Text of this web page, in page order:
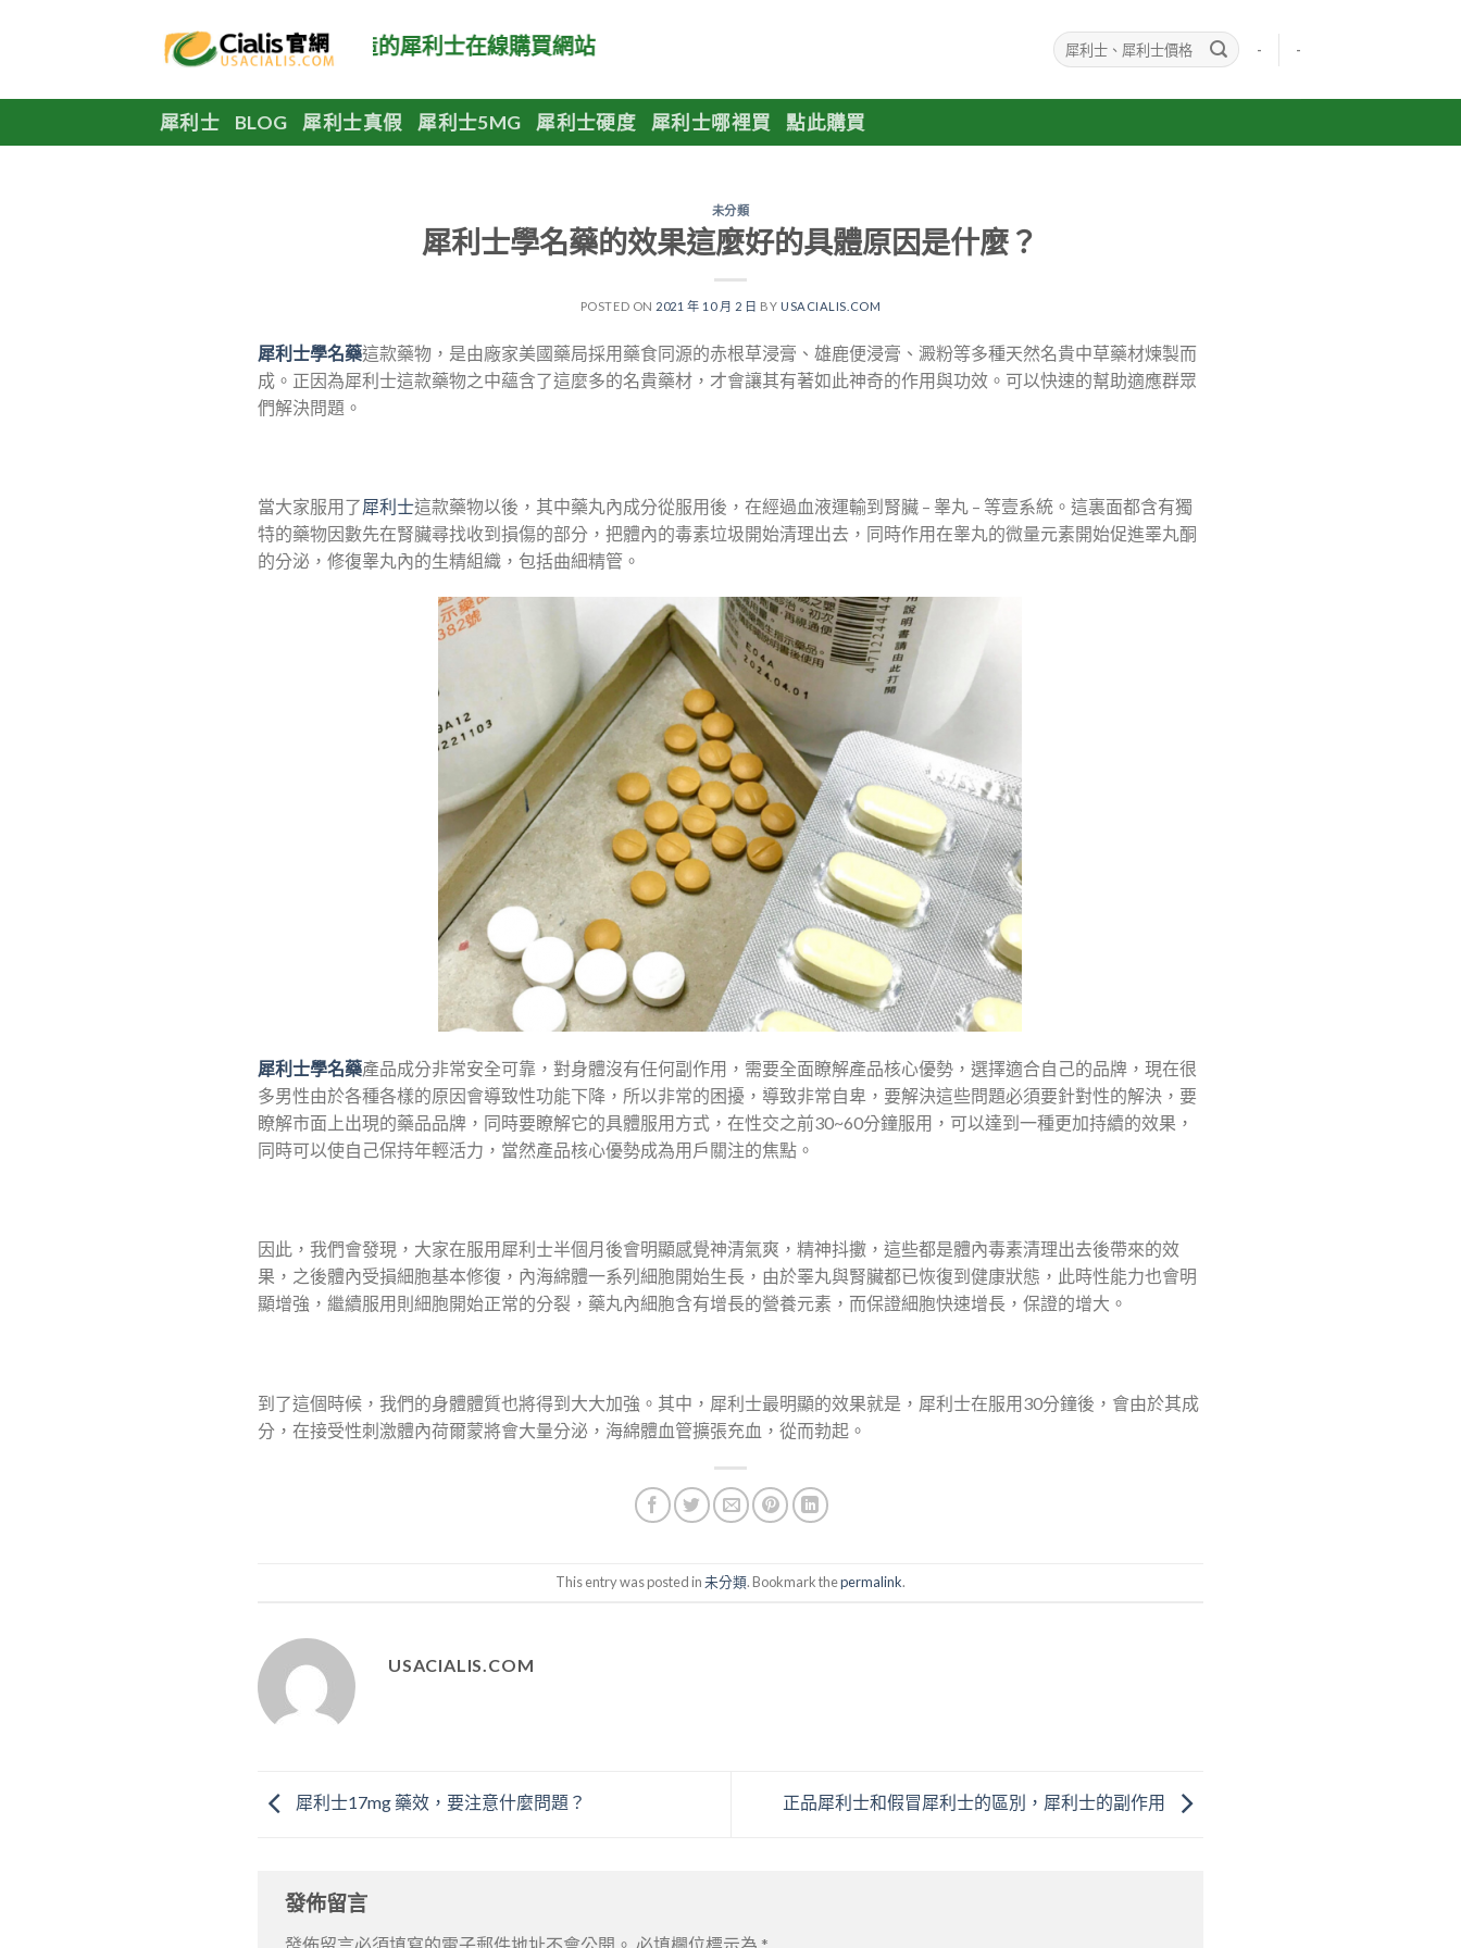
國犀利士官網，正品美國原廠製造的犀利士在線購買網站 - -
犀利士 BLOG 犀利士真假 犀利士5MG 犀利士硬度 犀利士哪裡買 點此購買
未分類
犀利士學名藥的效果這麼好的具體原因是什麼？
POSTED ON 2021 年 10 月 2 日 BY USACIALIS.COM
犀利士學名藥這款藥物，是由廠家美國藥局採用藥食同源的赤根草浸膏、雄鹿便浸膏、澱粉等多種天然名貴中草藥材煉製而
成。正因為犀利士這款藥物之中蘊含了這麼多的名貴藥材，才會讓其有著如此神奇的作用與功效。可以快速的幫助適應群眾
們解決問題。
當大家服用了犀利士這款藥物以後，其中藥丸內成分從服用後，在經過血液運輸到腎臟 – 睾丸 – 等壹系統。這裏面都含有獨
特的藥物因數先在腎臟尋找收到損傷的部分，把體內的毒素垃圾開始清理出去，同時作用在睾丸的微量元素開始促進睪丸酮
的分泌，修復睾丸內的生精組織，包括曲細精管。
犀利士學名藥產品成分非常安全可靠，對身體沒有任何副作用，需要全面瞭解產品核心優勢，選擇適合自己的品牌，現在很
多男性由於各種各樣的原因會導致性功能下降，所以非常的困擾，導致非常自卑，要解決這些問題必須要針對性的解決，要
瞭解市面上出現的藥品品牌，同時要瞭解它的具體服用方式，在性交之前30~60分鐘服用，可以達到一種更加持續的效果，
同時可以使自己保持年輕活力，當然產品核心優勢成為用戶關注的焦點。
因此，我們會發現，大家在服用犀利士半個月後會明顯感覺神清氣爽，精神抖擻，這些都是體內毒素清理出去後帶來的效
果，之後體內受損細胞基本修復，內海綿體一系列細胞開始生長，由於睪丸與腎臟都已恢復到健康狀態，此時性能力也會明
顯增強，繼續服用則細胞開始正常的分裂，藥丸內細胞含有增長的營養元素，而保證細胞快速增長，保證的增大。
到了這個時候，我們的身體體質也將得到大大加強。其中，犀利士最明顯的效果就是，犀利士在服用30分鐘後，會由於其成
分，在接受性刺激體內荷爾蒙將會大量分泌，海綿體血管擴張充血，從而勃起。
This entry was posted in未分類. Bookmark thepermalink.
USACIALIS.COM
犀利士17mg 藥效，要注意什麼問題？ 正品犀利士和假冒犀利士的區別，犀利士的副作用
發佈留言